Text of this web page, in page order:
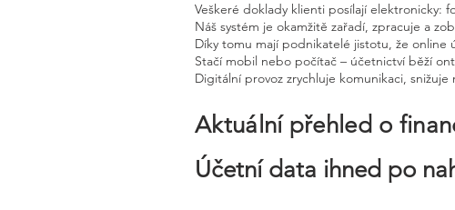
Veškeré doklady klienti posílají elektronicky:
Náš systém je okamžitě zařadí, zpracuje a
Díky tomu mají podnikatelé jistotu, že online
Stačí mobil nebo počítač – účetnictví běží
Digitální provoz zrychluje komunikaci,
Aktuální přehled o
Účetní data ihned po